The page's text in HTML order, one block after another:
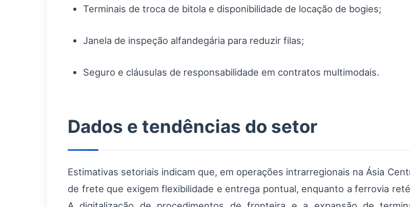
Terminais de troca de bitola e disponibilidade de locação de bogies;
Janela de inspeção alfandegária para reduzir filas;
Seguro e cláusulas de responsabilidade em contratos multimodais.
Dados e tendências do setor
Estimativas setoriais indicam que, em operações intrarregionais na Ásia
de frete que exigem flexibilidade e entrega pontual, enquanto a ferrovia